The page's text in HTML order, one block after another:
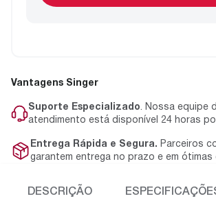
Vantagens Singer
Suporte Especializado. Nossa equipe
atendimento está disponível 24 horas
Entrega Rápida e Segura. Parceiros
garantem entrega no prazo e em ótimas
DESCRIÇÃO